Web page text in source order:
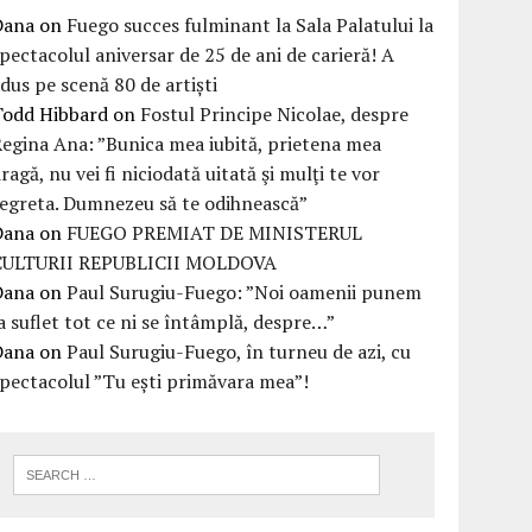
on Fuego succes fulminant la Sala Palatului la
aniversar de 25 de ani de carieră! A
pe scenă 80 de artiști
Hibbard on Fostul Principe Nicolae, despre
Ana: ”Bunica mea iubită, prietena mea
nu vei fi niciodată uitată şi mulţi te vor
Dumnezeu să te odihnească”
on FUEGO PREMIAT DE MINISTERUL
REPUBLICII MOLDOVA
onPaul Surugiu-Fuego: ”Noi oamenii punem
suflet tot ce ni se întâmplă, despre…”
onPaul Surugiu-Fuego, în turneu de azi, cu
”Tu ești primăvara mea”!